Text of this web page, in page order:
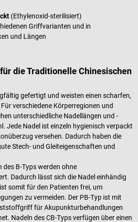
(Ethylenoxid-sterilisiert)
Griffvarianten und in
und Längen
die Traditionelle Chinesischen
gefertigt und weisten einen scharfen,
verschiedene Körperregionen und
unterschiedliche Nadellängen und -
Jede Nadel ist einzeln hygienisch verpackt
versehen. Dadurch haben die
Stech- und Gleiteigenschaften und
des B-Typs werden ohne
Dadurch lässt sich die Nadel einhändig
somit für den Patienten frei, um
zu vermeiden. Der PB-Typ ist mit
für Akupunkturbehandlungen
Nadeln des CB-Typs verfügen über einen